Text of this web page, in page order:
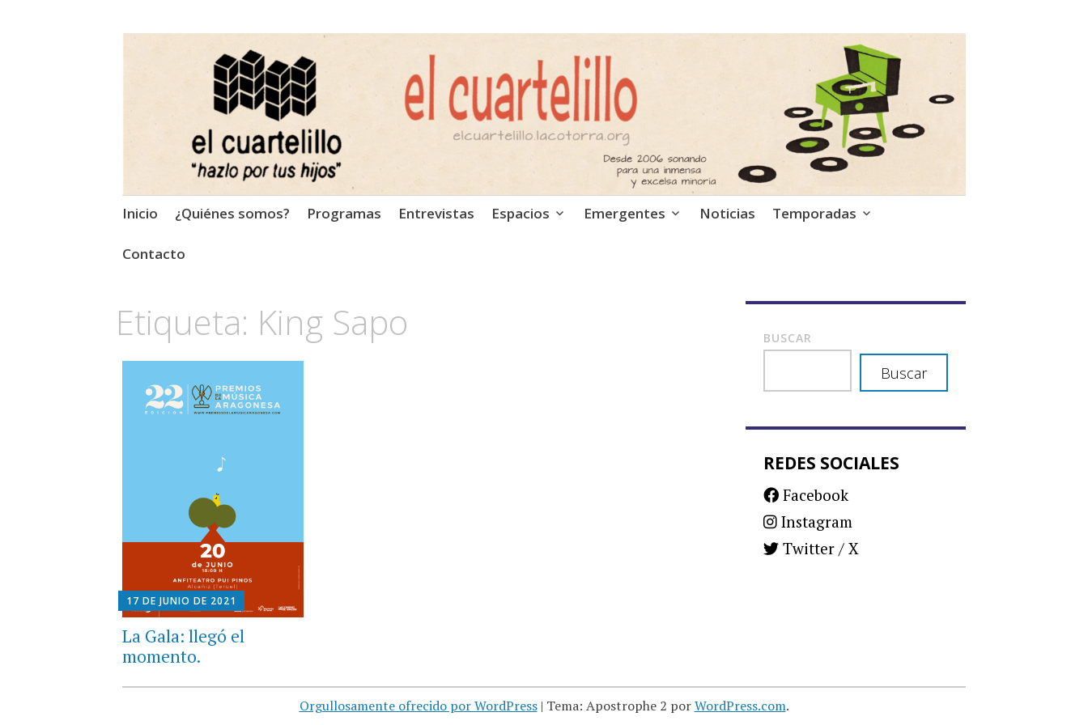
El Cuartelillo
Programa de radio de música independiente. Podcast
Saltar
contenido
Inicio ¿Quiénes somos? Programas Entrevistas Espacios Emergentes Noticias Temporadas
Contacto
Etiqueta: King Sapo
17 DE JUNIO DE 2021
La Gala: llegó el
momento.
BUSCAR
Buscar
REDES SOCIALES
Facebook
Instagram
Twitter / X
Orgullosamente ofrecido por WordPress | Tema: Apostrophe 2 porWordPress.com.